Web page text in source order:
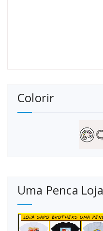
Colorir
Uma Penca Loja